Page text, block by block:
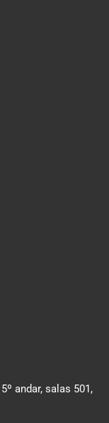
andar, salas 501,